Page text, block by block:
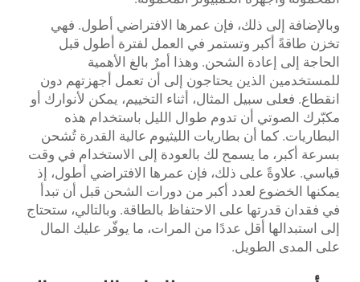
وبالإضافة إلى ذلك، فإن عمرها الافتراضي أطول. فهي
تخزن طاقةً أكبر وتستمر في العمل لفترة أطول قبل
الحاجة إلى إعادة الشحن. وهذا أمرٌ بالغ الأهمية
للمستخدمين الذين يحتاجون إلى أن تعمل أجهزتهم دون
انقطاع. فعلى سبيل المثال، أثناء التخييم، يمكن لأنوارك أو
مكبّرك الصوتي أن تدوم طوال الليل باستخدام هذه
البطاريات. كما أن بطاريات الليثيوم عالية القدرة تُشحن
بسرعة أكبر، ما يسمح لك بالعودة إلى الاستخدام في وقت
قياسي. علاوةً على ذلك، فإن عمرها الافتراضي أطول، إذ
يمكنها الخضوع لعدد أكبر من دورات الشحن قبل أن تبدأ
في فقدان قدرتها على الاحتفاظ بالطاقة. وبالتالي، ستحتاج
إلى استبدالها أقل عددًا من المرات، ما يوفّر عليك المال
على المدى الطويل.